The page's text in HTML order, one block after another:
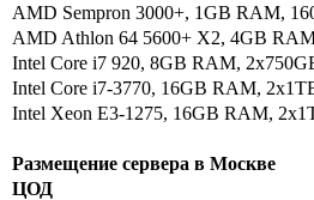
AMD Sempron 3000+, 1GB RAM,
AMD Athlon 64 5600+ X2, 4GB
Intel Core i7 920, 8GB RAM,
Intel Core i7-3770, 16GB RAM,
Intel Xeon E3-1275, 16GB RAM,
Размещение сервера в Москве
ЦОД